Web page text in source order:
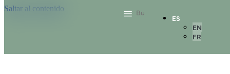
Saltar al contenido
ES
EN
FR